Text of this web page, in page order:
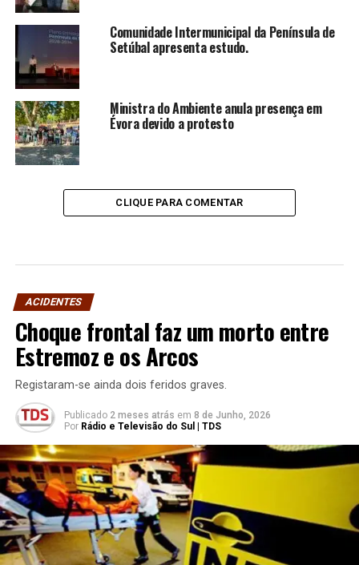
Comunidade Intermunicipal da Península de
Setúbal apresenta estudo.
Ministra do Ambiente anula presença em
Évora devido a protesto
CLIQUE PARA COMENTAR
ACIDENTES
Choque frontal faz um morto entre
Estremoz e os Arcos
Registaram-se ainda dois feridos graves.
Publicado 2 meses atrás em 8 de Junho, 2026
Por Rádio e Televisão do Sul | TDS